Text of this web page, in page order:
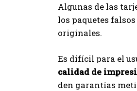
Algunas de las
los paquetes
originales.
Es difícil para el
calidad de
den garantías